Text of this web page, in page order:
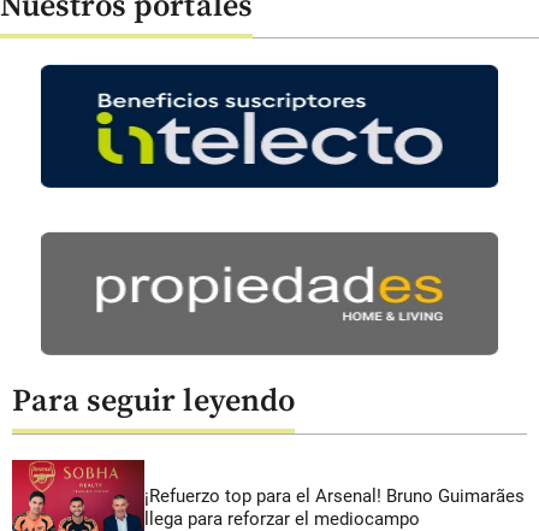
Para seguir leyendo
¡Refuerzo top para el Arsenal! Bruno Guimarães
llega para reforzar el mediocampo